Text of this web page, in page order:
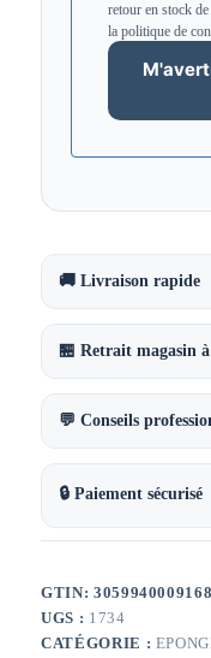
retour en stock
la politique de
🚚 Livraison rapide
🏪 Retrait magasin
💬 Conseils
🔒 Paiement sécurisé
GTIN: 3059940009168
UGS : 1734
CATÉGORIE :